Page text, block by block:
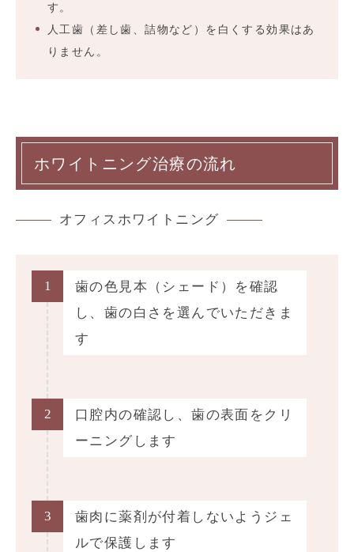
す。
人工歯（差し歯、詰物など）を白くする効果はあ
りません。
ホワイトニング治療の流れ
オフィスホワイトニング
1
歯の色見本（シェード）を確認
し、歯の白さを選んでいただきま
す
2
口腔内の確認し、歯の表面をクリ
ーニングします
3
歯肉に薬剤が付着しないようジェ
ルで保護します